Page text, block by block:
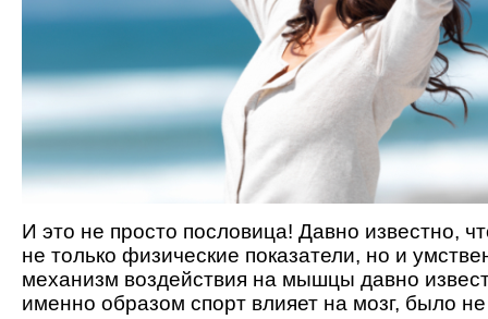
И это не просто пословица! Давно известно,
не только физические показатели, но и
механизм воздействия на мышцы давно
именно образом спорт влияет на мозг, было